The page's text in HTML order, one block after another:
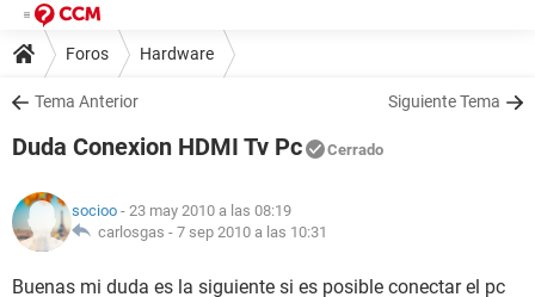
Foros Hardware
Tema Anterior Siguiente Tema
Duda Conexion HDMI Tv Pc Cerrado
socioo - 23 may 2010 a las 08:19
carlosgas - 7 sep 2010 a las 10:31
Buenas mi duda es la siguiente si es posible conectar el pc